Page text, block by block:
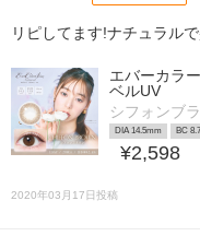
リピしてます!ナチュラル
エバーカラ
ベルUV
シフォンブ
DIA 14.5mm BC
¥2,598
2020年03月17日投稿